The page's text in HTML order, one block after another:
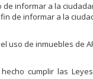
de informar a la
de informar a la
uso de inmuebles de
cumplir las